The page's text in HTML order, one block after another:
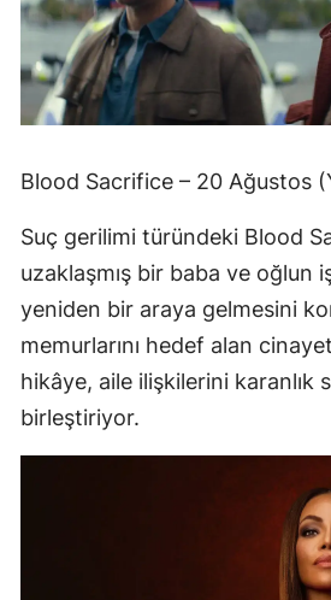
Blood Sacrifice – 20 Ağustos
Suç gerilimi türündeki Blood
uzaklaşmış bir baba ve oğlun
yeniden bir araya gelmesini
memurlarını hedef alan
hikâye, aile ilişkilerini karanlık
birleştiriyor.